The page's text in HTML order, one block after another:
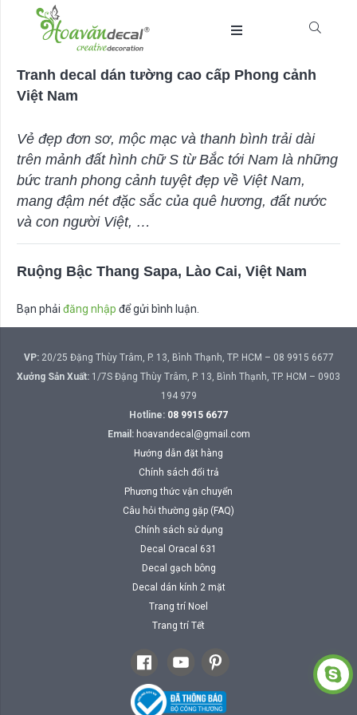
Tranh decal dán tường cao cấp Phong cảnh
Việt Nam
Vẻ đẹp đơn sơ, mộc mạc và thanh bình trải dài
trên mảnh đất hình chữ S từ Bắc tới Nam là những
bức tranh phong cảnh tuyệt đẹp về Việt Nam,
mang đậm nét đặc sắc của quê hương, đất nước
và con người Việt, …
Ruộng Bậc Thang Sapa, Lào Cai, Việt Nam
Bạn phải đăng nhập để gửi bình luận.
VP:20/25 Đặng Thùy Trâm, P. 13, Bình Thạnh, TP. HCM – 08 9915 6677
Xưởng Sản Xuất: 1/7S Đặng Thùy Trâm, P. 13, Bình Thạnh, TP. HCM – 0903
194 979
Hotline: 08 9915 6677
Email: hoavandecal@gmail.com
Hướng dẫn đặt hàng
Chính sách đổi trả
Phương thức vận chuyển
Câu hỏi thường gặp (FAQ)
Chính sách sử dụng
Decal Oracal 631
Decal gạch bông
Decal dán kính 2 mặt
Trang trí Noel
Trang trí Tết